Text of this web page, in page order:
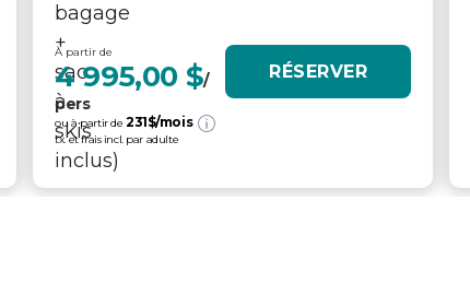
À partir de
4 995,00 $/
pers
ou à partir de 231$/mois
tx. et frais incl. par adulte
RÉSERVER